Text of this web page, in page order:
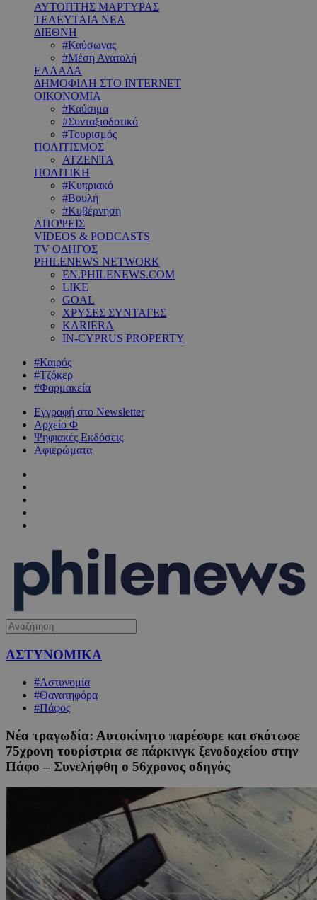
ΑΥΤΟΠΤΗΣ ΜΑΡΤΥΡΑΣ
ΤΕΛΕΥΤΑΙΑ ΝΕΑ
ΔΙΕΘΝΗ
#Καύσωνας
#Μέση Ανατολή
ΕΛΛΑΔΑ
ΔΗΜΟΦΙΛΗ ΣΤΟ INTERNET
ΟΙΚΟΝΟΜΙΑ
#Καύσιμα
#Συνταξιοδοτικό
#Τουρισμός
ΠΟΛΙΤΙΣΜΟΣ
ΑΤΖΕΝΤΑ
ΠΟΛΙΤΙΚΗ
#Κυπριακό
#Βουλή
#Κυβέρνηση
ΑΠΟΨΕΙΣ
VIDEOS & PODCASTS
TV ΟΔΗΓΟΣ
PHILENEWS NETWORK
EN.PHILENEWS.COM
LIKE
GOAL
ΧΡΥΣΕΣ ΣΥΝΤΑΓΕΣ
KARIERA
IN-CYPRUS PROPERTY
#Καιρός
#Τζόκερ
#Φαρμακεία
Εγγραφή στο Newsletter
Αρχείο Φ
Ψηφιακές Εκδόσεις
Αφιερώματα
ΑΣΤΥΝΟΜΙΚΑ
#Αστυνομία
#Θανατηφόρα
#Πάφος
Νέα τραγωδία: Αυτοκίνητο παρέσυρε και σκότωσε
75χρονη τουρίστρια σε πάρκινγκ ξενοδοχείου στην
Πάφο – Συνελήφθη ο 56χρονος οδηγός